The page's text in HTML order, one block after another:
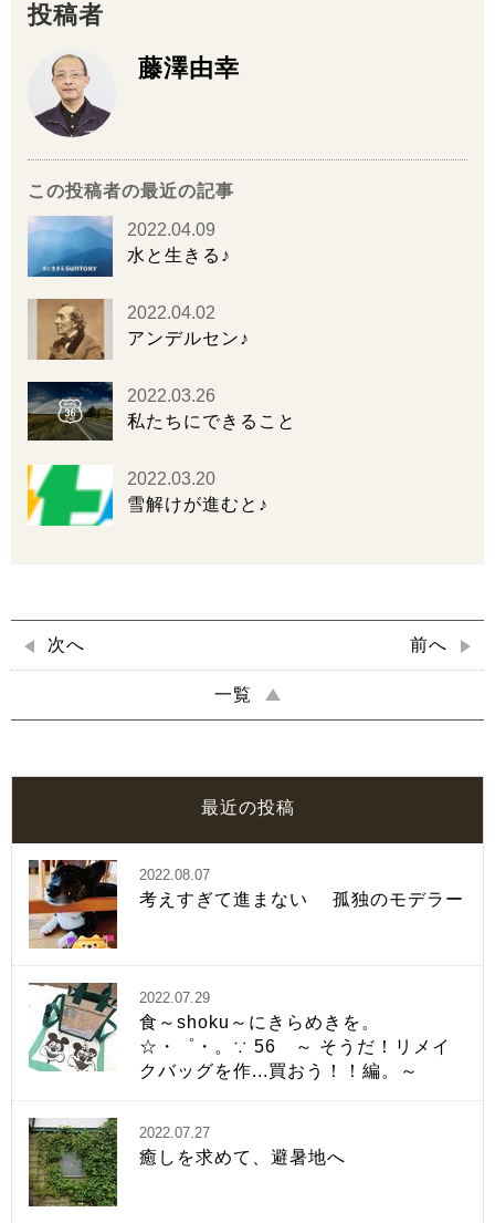
投稿者
藤澤由幸
この投稿者の最近の記事
2022.04.09
水と生きる♪
2022.04.02
アンデルセン♪
2022.03.26
私たちにできること
2022.03.20
雪解けが進むと♪
次へ 前へ
一覧
最近の投稿
2022.08.07
考えすぎて進まない 孤独のモデラー
2022.07.29
食～shoku～にきらめきを。
☆・゜・。∵ 56 ～ そうだ！リメイ
クバッグを作...買おう！！編。～
2022.07.27
癒しを求めて、避暑地へ